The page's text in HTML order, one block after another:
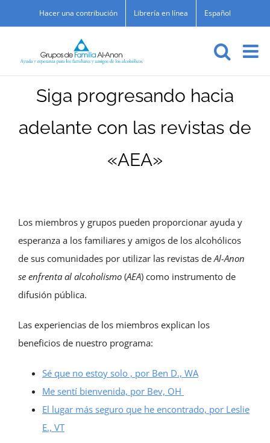
to
Hacer una contribución Librería en línea Español
Siga progresando hacia
adelante con las revistas de
«AEA»
Los miembros y grupos pueden proporcionar ayuda y
esperanza a los familiares y amigos de los alcohólicos
de sus comunidades por utilizar las revistas deAl-Anon
se enfrenta al alcoholismo (AEA) como instrumento de
difusión pública.
Las experiencias de los miembros explican los
beneficios de nuestro programa:
Sé que no estoy solo , por Ben D., WA
Me sentí bienvenida, por Bev, OH
El lugar más seguro que he encontrado, por Leslie
E., VT